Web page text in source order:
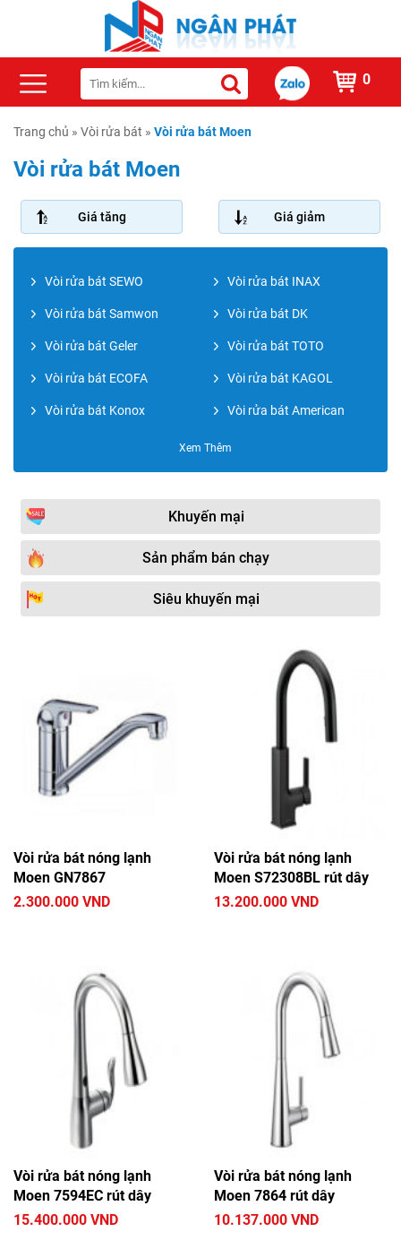
0
Trang chủ » Vòi rửa bát » Vòi rửa bát Moen
Vòi rửa bát Moen
Giá tăng Giá giảm
Vòi rửa bát SEWO Vòi rửa bát INAX
Vòi rửa bát Samwon Vòi rửa bát DK
Vòi rửa bát Geler Vòi rửa bát TOTO
Vòi rửa bát ECOFA Vòi rửa bát KAGOL
Vòi rửa bát Konox Vòi rửa bát American
Vòi rửa bát Yadanli
Vòi rửa bát Moonoah Vòi rửa bát Caesar
Vòi rửa bát Dolson
Vòi rửa bát Paul Schmitt Vòi rửa bát JOMOO
Vòi rửa bát Mirolin Vòi rửa bát Rovely
Vòi rửa bát Hafele
Vòi rửa bát Kohler
Vòi rửa bát DaelimBath Vòi rửa bát Malloca
Vòi rửa bát Viglacera
Vòi rửa bát Kosco
Vòi rửa bát Bancoot Vòi rửa bát Royal TOTO
Đầu vòi rửa bát cảm ứng
Vòi rửa bát Miken Vòi rửa bát Moen
Vòi rửa bát Classic Vòi rửa bát CleanMax
Vòi rửa bát KEEPER Vòi rửa bát SANEI
Vòi rửa bát Henry Vòi rửa bát Elimen
Xem Thêm
Khuyến mại
Sản phẩm bán chạy
Siêu khuyến mại
Vòi rửa bát nóng lạnh
Moen GN7867
2.300.000 VND
Vòi rửa bát nóng lạnh
Moen S72308BL rút dây
13.200.000 VND
Vòi rửa bát nóng lạnh
Moen 7594EC rút dây
15.400.000 VND
Vòi rửa bát nóng lạnh
Moen 7864 rút dây
10.137.000 VND